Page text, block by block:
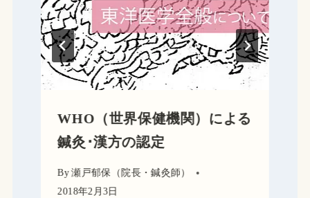
WHO（世界保健機関）による
鍼灸･漢方の認定
By瀬戸郁保（院長・鍼灸師）
2018年2月3日